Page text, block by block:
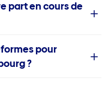
part en cours de
pour
?